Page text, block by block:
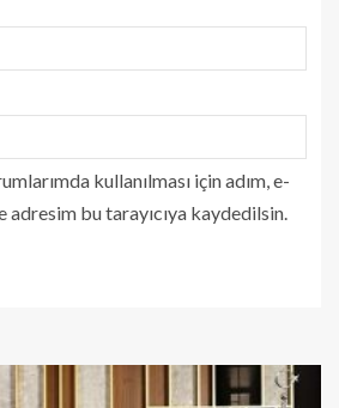
kullanılması için adım, e-
adresim bu tarayıcıya kaydedilsin.